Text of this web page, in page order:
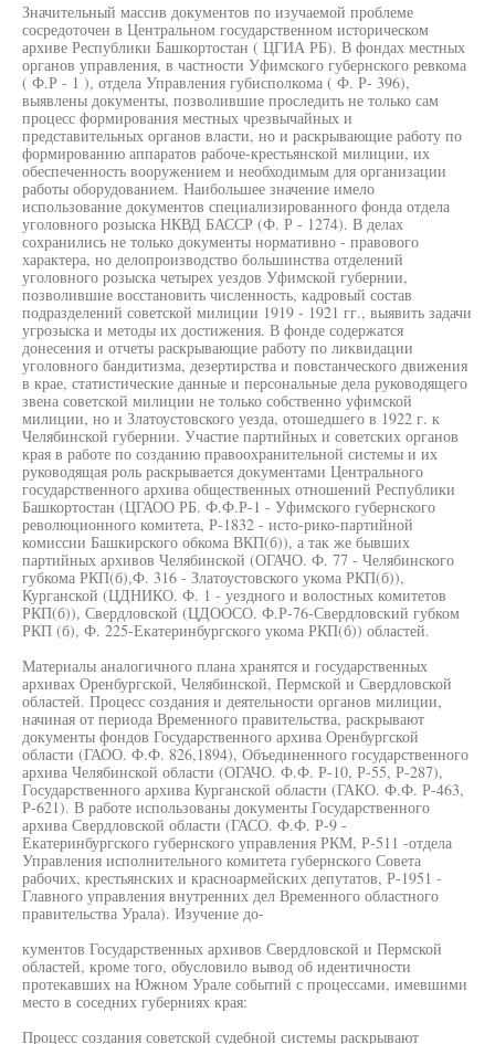
Значительный массив документов по изучаемой проблеме
сосредоточен в Центральном государственном историческом
архиве Республики Башкортостан ( ЦГИА РБ). В фондах местных
органов управления, в частности Уфимского губернского ревкома
( Ф.Р - 1 ), отдела Управления губисполкома ( Ф. Р- 396),
выявлены документы, позволившие проследить не только сам
процесс формирования местных чрезвычайных и
представительных органов власти, но и раскрывающие работу по
формированию аппаратов рабоче-крестьянской милиции, их
обеспеченность вооружением и необходимым для организации
работы оборудованием. Наибольшее значение имело
использование документов специализированного фонда отдела
уголовного розыска НКВД БАССР (Ф. Р - 1274). В делах
сохранились не только документы нормативно - правового
характера, но делопроизводство большинства отделений
уголовного розыска четырех уездов Уфимской губернии,
позволившие восстановить численность, кадровый состав
подразделений советской милиции 1919 - 1921 гг., выявить задачи
угрозыска и методы их достижения. В фонде содержатся
донесения и отчеты раскрывающие работу по ликвидации
уголовного бандитизма, дезертирства и повстанческого движения
в крае, статистические данные и персональные дела руководящего
звена советской милиции не только собственно уфимской
милиции, но и Златоустовского уезда, отошедшего в 1922 г. к
Челябинской губернии. Участие партийных и советских органов
края в работе по созданию правоохранительной системы и их
руководящая роль раскрывается документами Центрального
государственного архива общественных отношений Республики
Башкортостан (ЦГАОО РБ. Ф.Ф.Р-1 - Уфимского губернского
революционного комитета, Р-1832 - исто-рико-партийной
комиссии Башкирского обкома ВКП(б)), а так же бывших
партийных архивов Челябинской (ОГАЧО. Ф. 77 - Челябинского
губкома РКП(б),Ф. 316 - Златоустовского укома РКП(б)),
Курганской (ЦДНИКО. Ф. 1 - уездного и волостных комитетов
РКП(б)), Свердловской (ЦДООСО. Ф.Р-76-Свердловский губком
РКП (б), Ф. 225-Екатеринбургского укома РКП(б)) областей.
Материалы аналогичного плана хранятся и государственных
архивах Оренбургской, Челябинской, Пермской и Свердловской
областей. Процесс создания и деятельности органов милиции,
начиная от периода Временного правительства, раскрывают
документы фондов Государственного архива Оренбургской
области (ГАОО. Ф.Ф. 826,1894), Объединенного государственного
архива Челябинской области (ОГАЧО. Ф.Ф. Р-10, Р-55, Р-287),
Государственного архива Курганской области (ГАКО. Ф.Ф. Р-463,
Р-621). В работе использованы документы Государственного
архива Свердловской области (ГАСО. Ф.Ф. Р-9 -
Екатеринбургского губернского управления РКМ, Р-511 -отдела
Управления исполнительного комитета губернского Совета
рабочих, крестьянских и красноармейских депутатов, Р-1951 -
Главного управления внутренних дел Временного областного
правительства Урала). Изучение до-
кументов Государственных архивов Свердловской и Пермской
областей, кроме того, обусловило вывод об идентичности
протекавших на Южном Урале событий с процессами, имевшими
место в соседних губерниях края:
Процесс создания советской судебной системы раскрывают